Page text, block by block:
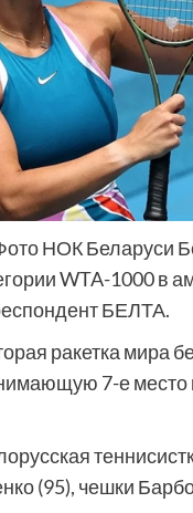
НОК Беларуси
WTA-1000 в
БЕЛТА.
ракетка мира
7-е место
(95), чешки